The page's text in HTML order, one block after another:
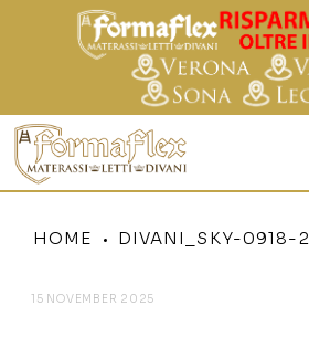
HOME DIVANI_SKY-0918-2
15 NOVEMBER 2025